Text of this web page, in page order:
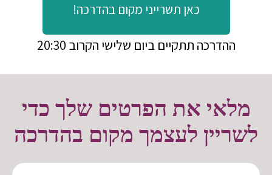
כאן תשרייני מקום בהדרכה!
ההדרכה תתקיים ביום שלישי הקרוב 20:30